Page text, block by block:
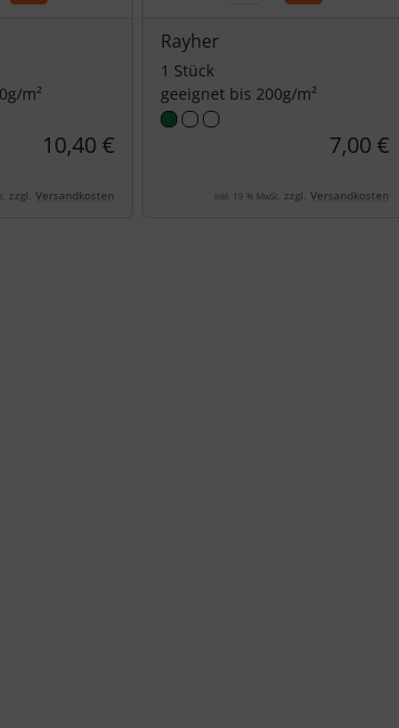
m²
10,40 €
zzgl. Versandkosten
Rayher
1 Stück
geeignet bis 200g/m²
7,00 €
inkl. 19 % MwSt. zzgl. Versandkosten